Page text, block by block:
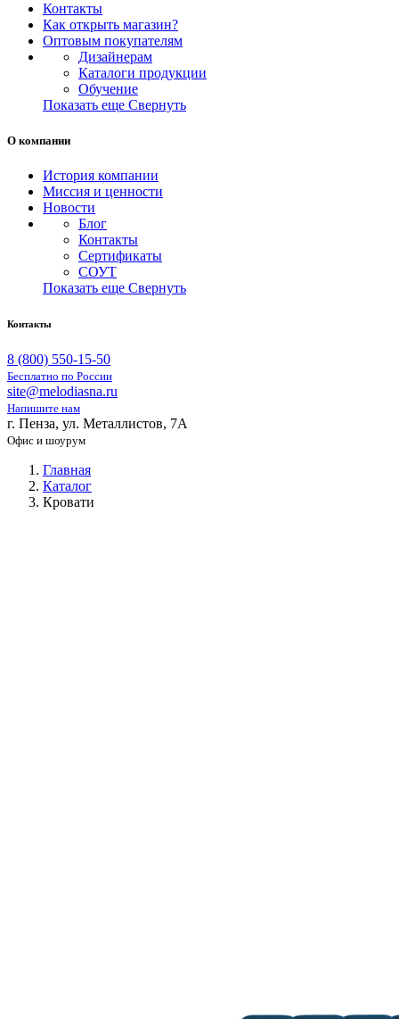
Контакты
Как открыть магазин?
Оптовым покупателям
Дизайнерам
Каталоги продукции
Обучение
Показать еще Свернуть
О компании
История компании
Миссия и ценности
Новости
Блог
Контакты
Сертификаты
СОУТ
Показать еще Свернуть
Контакты
8 (800) 550-15-50
Бесплатно по России
site@melodiasna.ru
Напишите нам
г. Пенза, ул. Металлистов, 7А
Офис и шоурум
Главная
Каталог
Кровати